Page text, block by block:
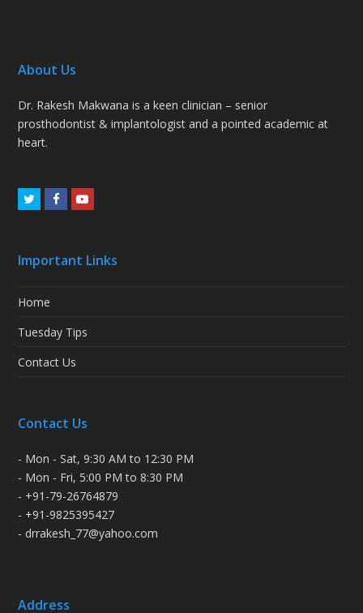
About Us
Dr. Rakesh Makwana is a keen clinician – senior
prosthodontist & implantologist and a pointed academic at
heart.
TwitterFacebookYoutube
Important Links
Home
Tuesday Tips
Contact Us
Contact Us
- Mon - Sat, 9:30 AM to 12:30 PM
- Mon - Fri, 5:00 PM to 8:30 PM
- +91-79-26764879
- +91-9825395427
- drrakesh_77@yahoo.com
Address